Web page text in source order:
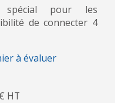
spécial pour les
de connecter 4
à évaluer
HT